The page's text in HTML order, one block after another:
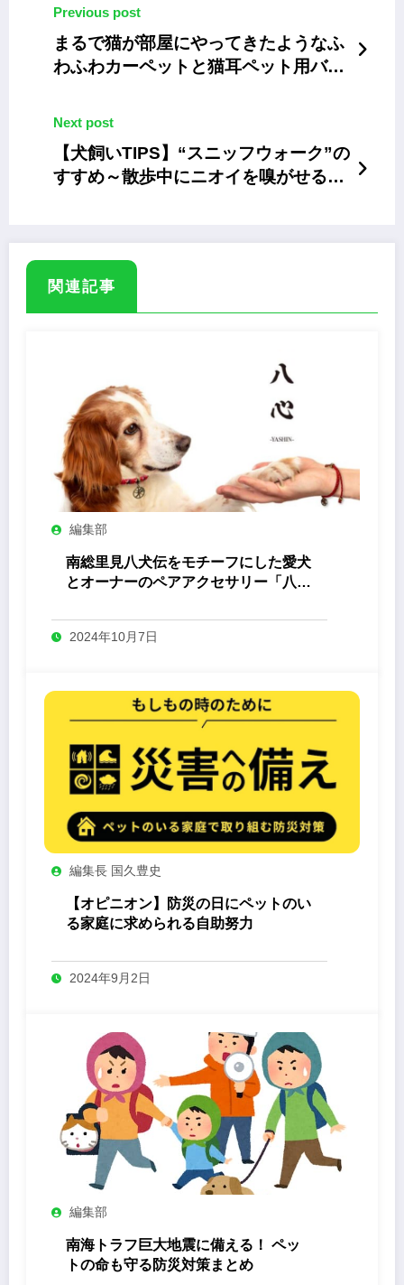
Previous post
まるで猫が部屋にやってきたようなふ
わふわカーペットと猫耳ペット用バス
Next post
【犬飼いTIPS】“スニッフウォーク”の
すすめ～散歩中にニオイを嗅がせるべ
関連記事
編集部
南総里見八犬伝をモチーフにした愛犬
とオーナーのペアアクセサリー「八心
2024年10月7日
編集長 国久豊史
【オピニオン】防災の日にペットのい
る家庭に求められる自助努力
2024年9月2日
編集部
南海トラフ巨大地震に備える！ ペッ
トの命も守る防災対策まとめ